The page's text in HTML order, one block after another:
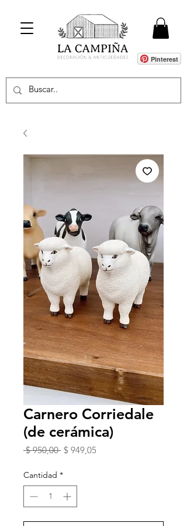
Pinterest
Carnero Corriedale
(de cerámica)
$ 950,00 Precio
$ 949,05
Cantidad *